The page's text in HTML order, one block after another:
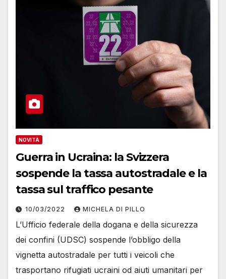
NOVITÀ
Guerra in Ucraina: la Svizzera
sospende la tassa autostradale e la
tassa sul traffico pesante
10/03/2022 MICHELA DI PILLO
L’Ufficio federale della dogana e della sicurezza
dei confini (UDSC) sospende l’obbligo della
vignetta autostradale per tutti i veicoli che
trasportano rifugiati ucraini od aiuti umanitari per